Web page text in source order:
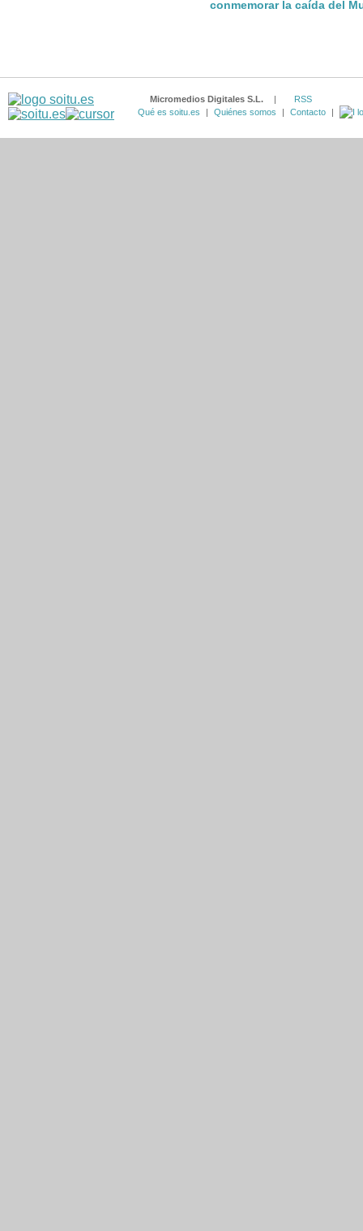
conmemorar la caída del
Micromedios Digitales S.L. |
RSS
Qué es soitu.es
| Quiénes somos | Contacto |